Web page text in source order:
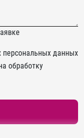
персональных данных
обработку